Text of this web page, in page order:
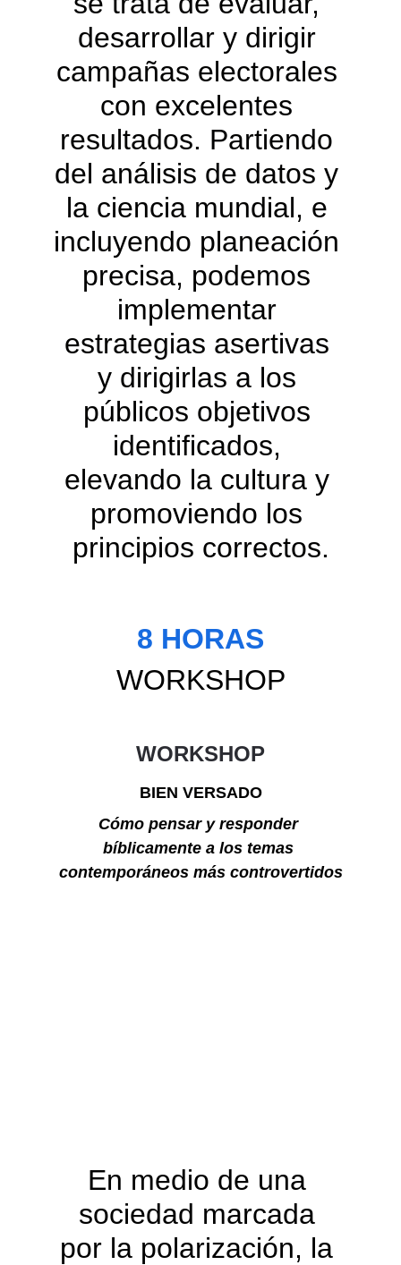
8 HORAS
WORKSHOP
desarrollar y dirigir
campañas electorales
con excelentes
resultados. Partiendo
del análisis de datos y
la ciencia mundial, e
incluyendo planeación
precisa, podemos
implementar
estrategias asertivas
y dirigirlas a los
públicos objetivos
identificados,
elevando la cultura y
promoviendo los
principios correctos.
WORKSHOP
BIEN VERSADO
Cómo pensar y responder
bíblicamente a los temas
contemporáneos más controvertidos
En medio de una
sociedad marcada
por la polarización, la